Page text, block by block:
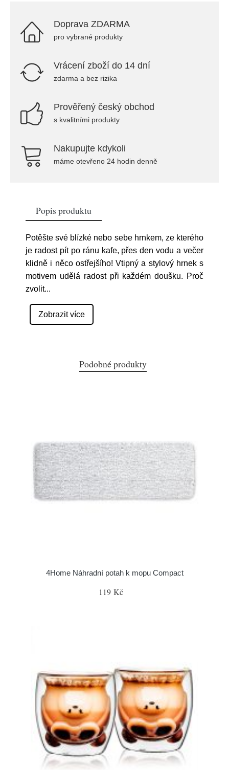
Doprava ZDARMA
pro vybrané produkty
Vrácení zboží do 14 dní
zdarma a bez rizika
Prověřený český obchod
s kvalitními produkty
Nakupujte kdykoli
máme otevřeno 24 hodin denně
Popis produktu
Potěšte své blízké nebo sebe hrnkem, ze kterého
je radost pít po ránu kafe, přes den vodu a večer
klidně i něco ostřejšího! Vtipný a stylový hrnek s
motivem udělá radost při každém doušku. Proč
zvolit...
Zobrazit více
Podobné produkty
4Home Náhradní potah k mopu Compact
119 Kč